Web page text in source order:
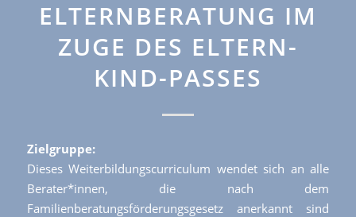
ELTERNBERATUNG IM
ZUGE DES ELTERN-
KIND-PASSES
Zielgruppe:
Dieses Weiterbildungscurriculum wendet sich an alle
Berater*innen, die nach dem
Familienberatungsförderungsgesetz anerkannt sind